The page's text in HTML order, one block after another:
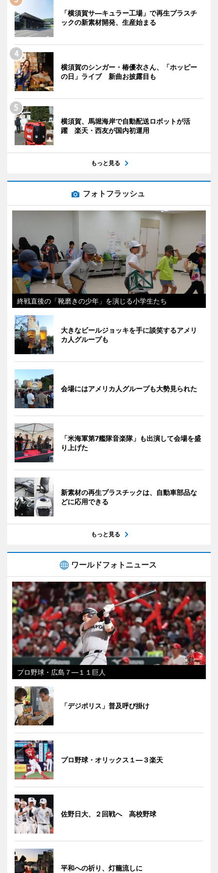
「横須賀サ―キュラー工場」で再生プラスチ
ックの新素材開発、生産始まる
横須賀のシンガー・椿優衣さん、「ホッピー
の日」ライブ 新曲お披露目も
横須賀、馬堀海岸で自動配送ロボットが活
躍 楽天・西友が国内初運用
もっと見る
フォトフラッシュ
終戦直後の「靴磨きの少年」を演じる小学生たち
大きなビールジョッキを手に談笑するアメリ
カ人グループも
会場にはアメリカ人グループも大勢見られた
「米海軍第7艦隊音楽隊」も出演して会場を盛
り上げた
新素材の再生プラスチックは、自動車部品な
どに応用できる
もっと見る
ワールドフォトニュース
プロ野球・広島７―１１巨人
「デジポリス」普及呼び掛け
プロ野球・オリックス１―３楽天
佐野日大、２回戦へ 高校野球
平和への祈り、灯籠流しに